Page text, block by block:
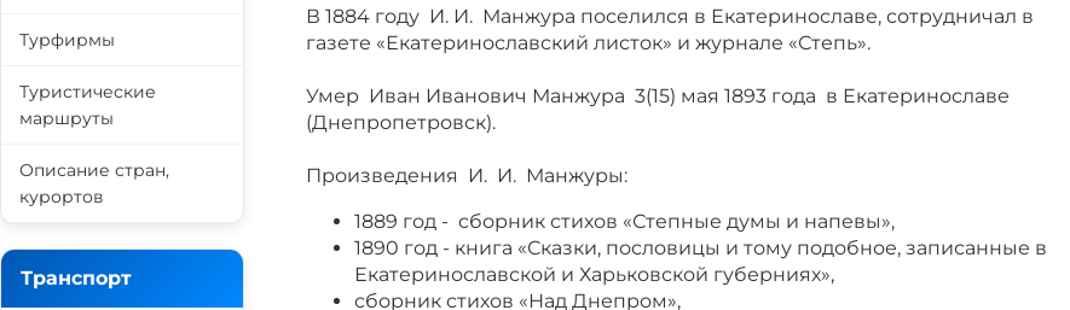
В 1884 году И. И. Манжура поселился в Екатеринославе, сотрудничал в
газете «Екатеринославский листок» и журнале «Степь».
Умер Иван Иванович Манжура 3(15) мая 1893 года в Екатеринославе
(Днепропетровск).
Произведения И. И. Манжуры:
1889 год - сборник стихов «Степные думы и напевы»,
1890 год - книга «Сказки, пословицы и тому подобное, записанные в
Екатеринославской и Харьковской губерниях»,
сборник стихов «Над Днепром»,
Турфирмы
Туристические
маршруты
Описание стран,
курортов
Транспорт